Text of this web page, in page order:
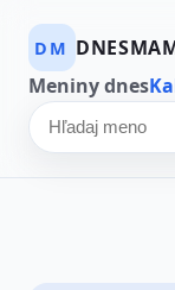
DM
Meniny dnes
Hľadať meno